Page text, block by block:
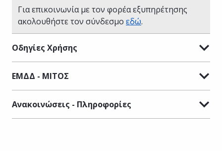
Για επικοινωνία με τον φορέα εξυπηρέτησης
ακολουθήστε τον σύνδεσμο εδώ.
Οδηγίες Χρήσης
ΕΜΔΔ - ΜΙΤΟΣ
Ανακοινώσεις - Πληροφορίες